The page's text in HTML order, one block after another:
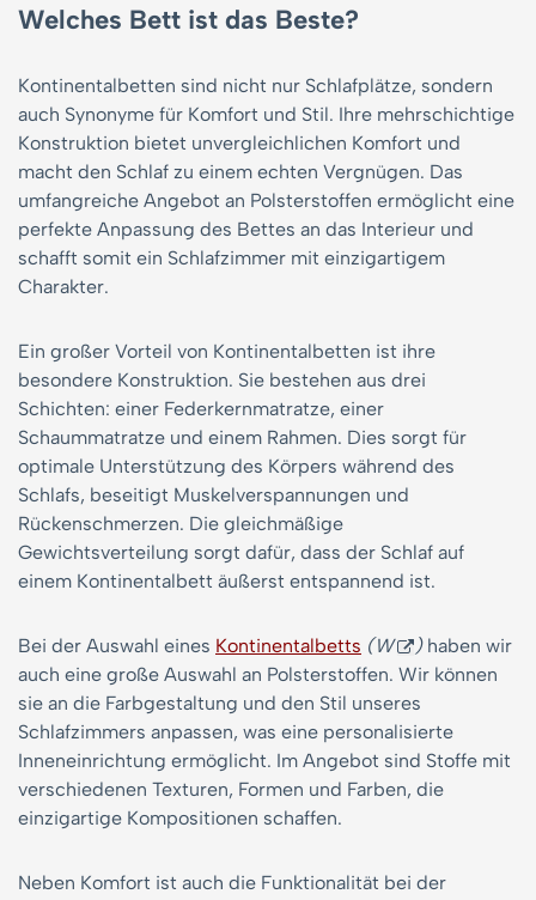
Welches Bett ist das Beste?
Kontinentalbetten sind nicht nur Schlafplätze, sondern
auch Synonyme für Komfort und Stil. Ihre mehrschichtige
Konstruktion bietet unvergleichlichen Komfort und
macht den Schlaf zu einem echten Vergnügen. Das
umfangreiche Angebot an Polsterstoffen ermöglicht eine
perfekte Anpassung des Bettes an das Interieur und
schafft somit ein Schlafzimmer mit einzigartigem
Charakter.
Ein großer Vorteil von Kontinentalbetten ist ihre
besondere Konstruktion. Sie bestehen aus drei
Schichten: einer Federkernmatratze, einer
Schaummatratze und einem Rahmen. Dies sorgt für
optimale Unterstützung des Körpers während des
Schlafs, beseitigt Muskelverspannungen und
Rückenschmerzen. Die gleichmäßige
Gewichtsverteilung sorgt dafür, dass der Schlaf auf
einem Kontinentalbett äußerst entspannend ist.
Bei der Auswahl eines Kontinentalbetts (W )haben wir
auch eine große Auswahl an Polsterstoffen. Wir können
sie an die Farbgestaltung und den Stil unseres
Schlafzimmers anpassen, was eine personalisierte
Inneneinrichtung ermöglicht. Im Angebot sind Stoffe mit
verschiedenen Texturen, Formen und Farben, die
einzigartige Kompositionen schaffen.
Neben Komfort ist auch die Funktionalität bei der